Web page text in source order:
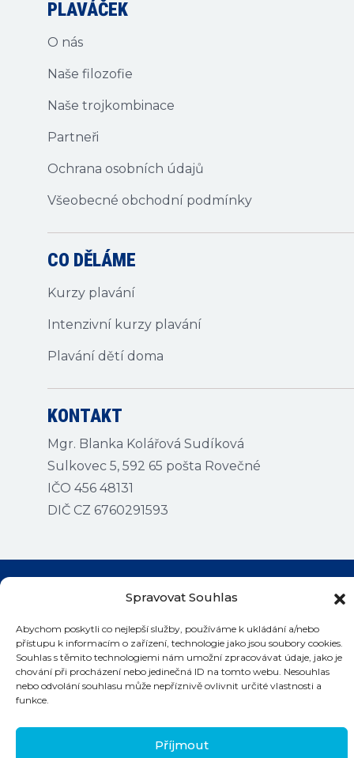
Spravovat Souhlas
Abychom poskytli co nejlepší služby, používáme k ukládání a/nebo
přístupu k informacím o zařízení, technologie jako jsou soubory cookies.
Souhlas s těmito technologiemi nám umožní zpracovávat údaje, jako je
chování při procházení nebo jedinečná ID na tomto webu. Nesouhlas
nebo odvolání souhlasu může nepříznivě ovlivnit určité vlastnosti a
funkce.
Příjmout
PLAVÁČEK
O nás
Naše filozofie
Naše trojkombinace
Partneři
Ochrana osobních údajů
Všeobecné obchodní podmínky
CO DĚLÁME
Kurzy plavání
Intenzivní kurzy plavání
Plavání dětí doma
KONTAKT
Mgr. Blanka Kolářová Sudíková
Sulkovec 5, 592 65 pošta Rovečné
IČO 456 48131
DIČ CZ 6760291593
Kontakty na bazény